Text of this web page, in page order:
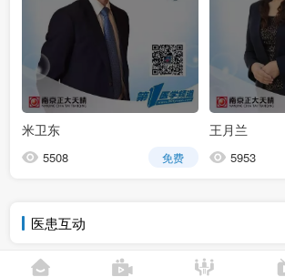
米卫东
5508 免费
王月兰
5953
医患互动